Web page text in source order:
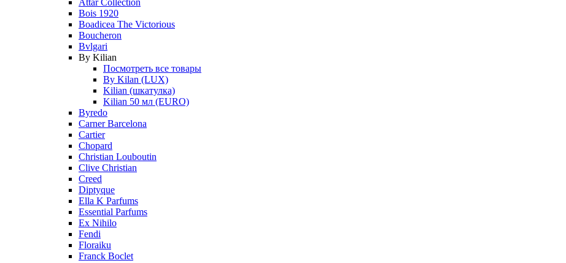
Attar Collection
Bois 1920
Boadicea The Victorious
Boucheron
Bvlgari
By Kilian
Посмотреть все товары
By Kilan (LUX)
Kilian (шкатулка)
Kilian 50 мл (EURO)
Byredo
Carner Barcelona
Cartier
Chopard
Christian Louboutin
Clive Christian
Creed
Diptyque
Ella K Parfums
Essential Parfums
Ex Nihilo
Fendi
Floraiku
Franck Boclet